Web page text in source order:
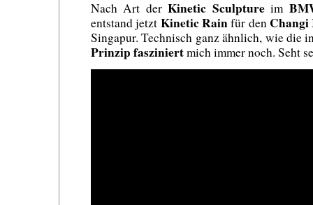
Nach Art derKinetic Sculptureim
entstand jetzt Kinetic Rainfür den
Singapur. Technisch ganz ähnlich, wie die
Prinzip fasziniertmich immer noch. Seht